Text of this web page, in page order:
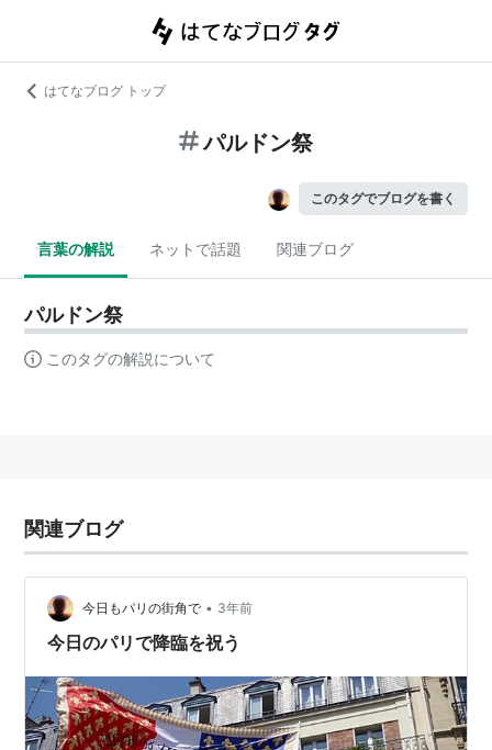
はてなブログ トップ
パルドン祭
このタグでブログを書く
言葉の解説 ネットで話題 関連ブログ
パルドン祭
このタグの解説について
関連ブログ
今日もパリの街角で • 3年前
今日のパリで降臨を祝う